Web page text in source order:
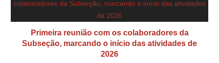
Primeira reunião com os colaboradores da
Subseção, marcando o início das atividades de
2026